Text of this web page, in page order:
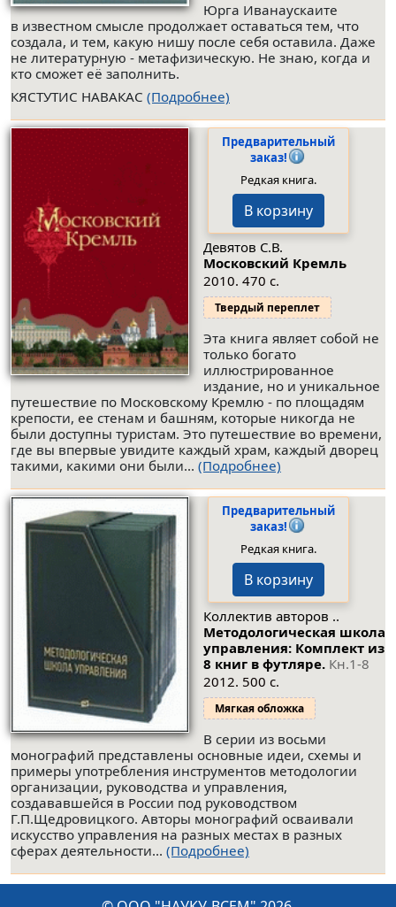
Юрга Иванаускаите
в известном смысле продолжает оставаться тем, что
создала, и тем, какую нишу после себя оставила. Даже
не литературную - метафизическую. Не знаю, когда и
кто сможет её заполнить.
КЯСТУТИС НАВАКАС (Подробнее)
Предварительный
заказ!
Редкая книга.
В корзину
Девятов С.В.
Московский Кремль
2010. 470 с.
Твердый переплет
Эта книга являет собой не
только богато
иллюстрированное
издание, но и уникальное
путешествие по Московскому Кремлю - по площадям
крепости, ее стенам и башням, которые никогда не
были доступны туристам. Это путешествие во времени,
где вы впервые увидите каждый храм, каждый дворец
такими, какими они были... (Подробнее)
Предварительный
заказ!
Редкая книга.
В корзину
Коллектив авторов ..
Методологическая школа
управления: Комплект из
8 книг в футляре. Кн.1-8
2012. 500 с.
Мягкая обложка
В серии из восьми
монографий представлены основные идеи, схемы и
примеры употребления инструментов методологии
организации, руководства и управления,
создававшейся в России под руководством
Г.П.Щедровицкого. Авторы монографий осваивали
искусство управления на разных местах в разных
сферах деятельности... (Подробнее)